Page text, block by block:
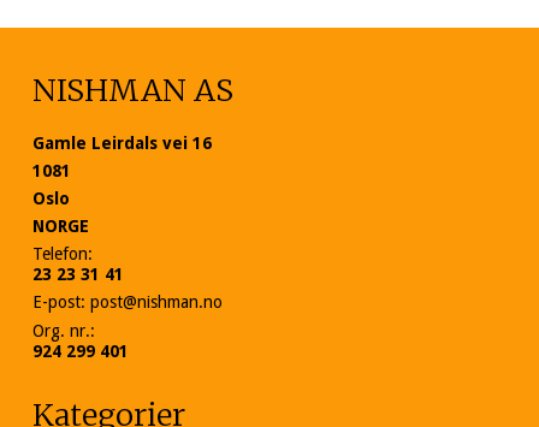
NISHMAN AS
Gamle Leirdals vei 16
1081
Oslo
NORGE
Telefon:
23 23 31 41
E-post: post@nishman.no
Org. nr.:
924 299 401
Kategorier